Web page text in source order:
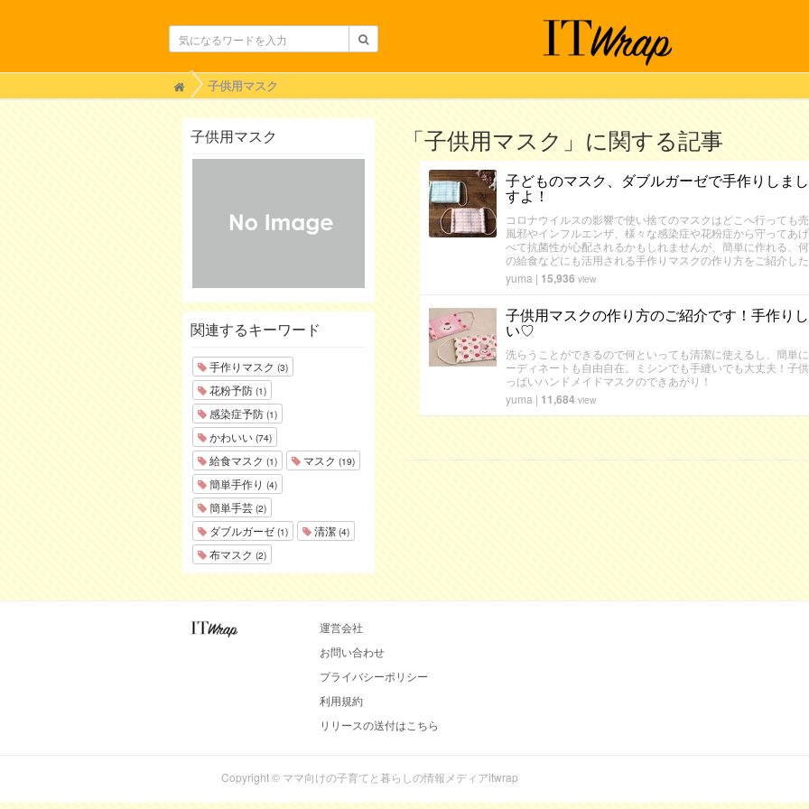
H
o
m
子供用マスク
子供用マスク
関連するキーワード
手作りマスク (3)
花粉予防 (1)
感染症予防 (1)
かわいい (74)
給食マスク (1) マスク (19)
簡単手作り (4)
簡単手芸 (2)
ダブルガーゼ (1) 清潔 (4)
布マスク (2)
「子供用マスク」に関する記事
子どものマスク、ダブルガーゼで手作りしま
すよ！
コロナウイルスの影響で使い捨てのマスクはどこへ行っても
風邪やインフルエンザ、様々な感染症や花粉症から守ってあ
べて抗菌性が心配されるかもしれませんが、簡単に作れる、
の給食などにも活用される手作りマスクの作り方をご紹介し
yuma | 15,936 view
子供用マスクの作り方のご紹介です！手作り
い♡
洗らうことができるので何といっても清潔に使えるし、簡単
ーディネートも自由自在。ミシンでも手縫いでも大丈夫！子
っぱいハンドメイドマスクのできあがり！
yuma | 11,684 view
運営会社
お問い合わせ
プライバシーポリシー
利用規約
リリースの送付はこちら
Copyright © ママ向けの子育てと暮らしの情報メディアitwrap